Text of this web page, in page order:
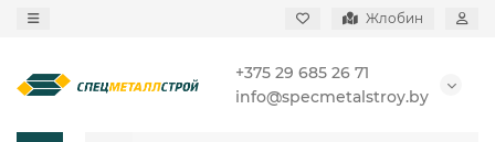
Жлобин
+375 29 685 26 71
info@specmetalstroy.by